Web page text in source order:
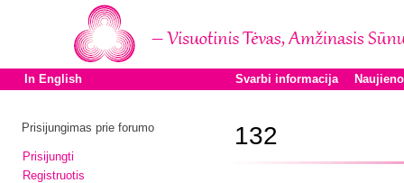
In English Svarbi informacija
Prisijungimas prie forumo
Prisijungti
Registruotis
132